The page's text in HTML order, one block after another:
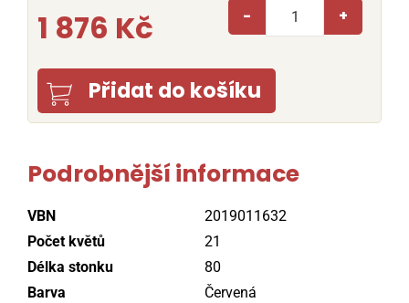
1 876 Kč - +
Přidat do košíku
Podrobnější informace
VBN
2019011632
Počet květů
21
Délka stonku
80
Barva
Červená